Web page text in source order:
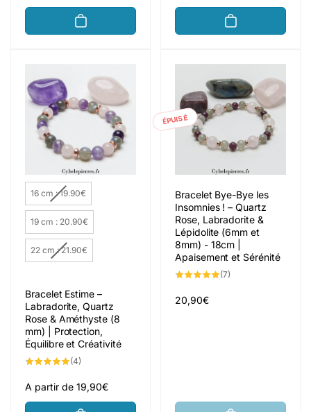
habituel
Taille
16 cm : 19.90€
19 cm : 20.90€
22 cm : 21.90€
Bracelet Estime –
Labradorite, Quartz
Rose & Améthyste (8
mm) | Protection,
Équilibre et Créativité
(4)
critiques
Prix
habituel
A partir de 19,90€
ÉPUISÉ
Bracelet Bye-Bye les
Insomnies ! – Quartz
Rose, Labradorite &
Lépidolite (6mm et
8mm) - 18cm |
Apaisement et Sérénité
(7)
Prix
20,90€